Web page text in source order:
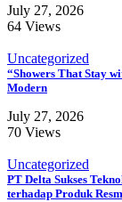
July 27, 2026
64 Views
Uncategorized
“Showers That Stay
Modern
July 27, 2026
70 Views
Uncategorized
PT Delta Sukses
terhadap Produk